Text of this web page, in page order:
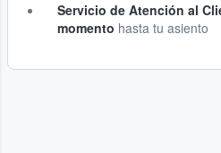
Servicio de Atención al
momento hasta tu asiento